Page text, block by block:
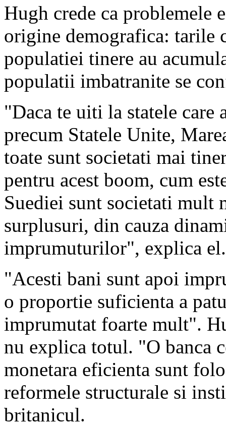
Hugh crede ca problemele
origine demografica: tarile
populatiei tinere au
populatii imbatranite se
"Daca te uiti la statele
precum Statele Unite,
toate sunt societati mai
pentru acest boom, cum
Suediei sunt societati mult
surplusuri, din cauza
imprumuturilor", explica el.
"Acesti bani sunt apoi
o proportie suficienta a
imprumutat foarte mult".
nu explica totul. "O banca
monetara eficienta sunt
reformele structurale si
britanicul.